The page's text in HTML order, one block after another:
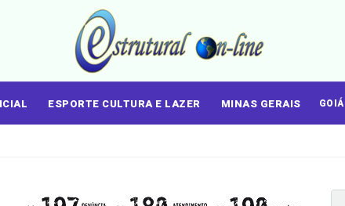
ESPORTE CULTURA E LAZER MINAS GERAIS